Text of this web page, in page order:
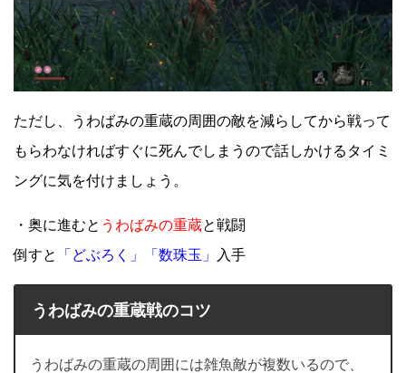
ただし、うわばみの重蔵の周囲の敵を減らしてから戦って
もらわなければすぐに死んでしまうので話しかけるタイミ
ングに気を付けましょう。
・奥に進むと うわばみの重蔵と戦闘
倒すと
「どぶろく」「数珠玉」 入手
うわばみの重蔵戦のコツ
うわばみの重蔵の周囲には雑魚敵が複数いるので、